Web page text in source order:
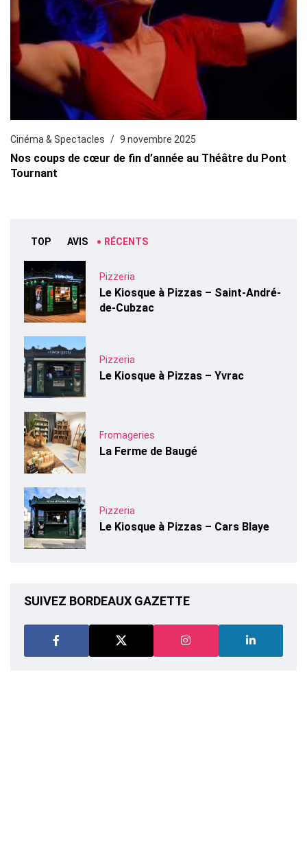
Cinéma & Spectacles 9 novembre 2025
Nos coups de cœur de fin d’année au Théâtre du Pont
Tournant
TOP AVIS RÉCENTS
Pizzeria
Le Kiosque à Pizzas – Saint-André-
de-Cubzac
Pizzeria
Le Kiosque à Pizzas – Yvrac
Fromageries
La Ferme de Baugé
Pizzeria
Le Kiosque à Pizzas – Cars Blaye
SUIVEZ BORDEAUX GAZETTE